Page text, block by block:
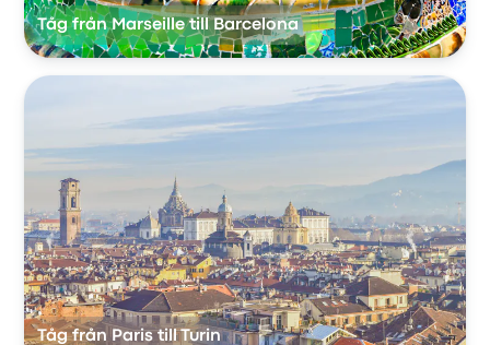
Tåg från Marseille till Barcelona
Tåg från Paris till Turin